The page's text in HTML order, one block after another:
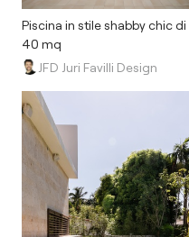
Piscina in stile shabby chic di
40 mq
JFD Juri Favilli Design